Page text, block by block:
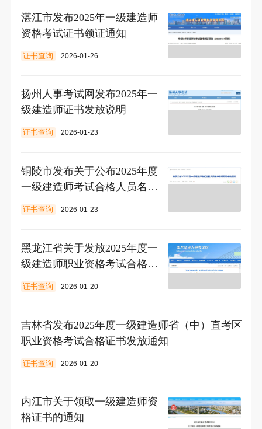
湛江市发布2025年一级建造师
资格考试证书领证通知
证书查询 2026-01-26
扬州人事考试网发布2025年一
级建造师证书发放说明
证书查询 2026-01-23
铜陵市发布关于公布2025年度
一级建造师考试合格人员名单
和领取证书的通知
证书查询 2026-01-23
黑龙江省关于发放2025年度一
级建造师职业资格考试合格证
书的通知
证书查询 2026-01-20
吉林省发布2025年度一级建造师省（中）直考区
职业资格考试合格证书发放通知
证书查询 2026-01-20
内江市关于领取一级建造师资
格证书的通知